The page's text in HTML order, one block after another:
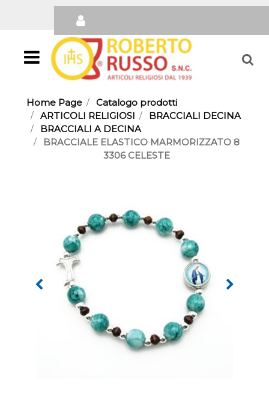
Open
Home Page
Catalogo prodotti
ARTICOLI RELIGIOSI
BRACCIALI DECINA
BRACCIALI A DECINA
BRACCIALE ELASTICO MARMORIZZATO 8
3306 CELESTE